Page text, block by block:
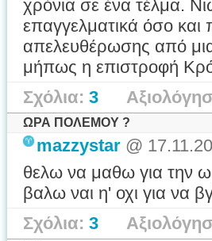
χρόνια σε ένα τέλμα.
επαγγελματικά όσο
απελευθέρωσης από
μήπως η επιστροφή
Σχόλια: 3
ΩΡΑ ΠΟΛΕΜΟΥ ?
mazzystar @
θελω να μαθω για την
βαλω ναι η' οχι για να
Σχόλια: 3